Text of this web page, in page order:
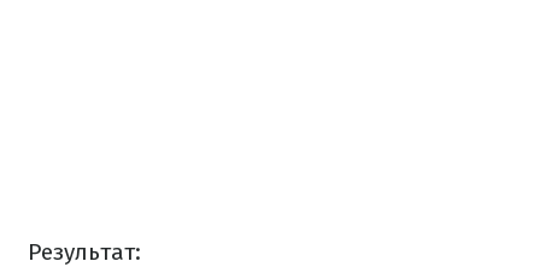
Результат: